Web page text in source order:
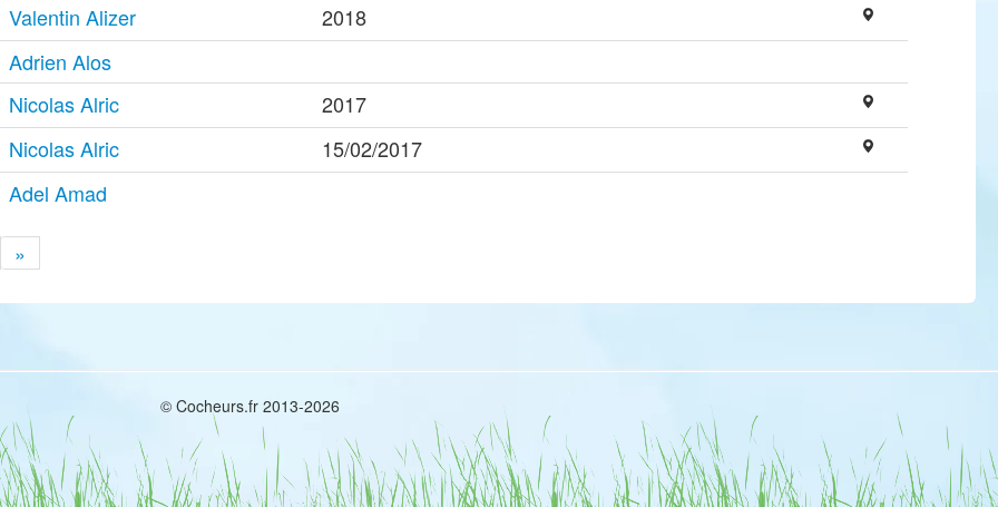
Valentin Alizer
2018
Adrien Alos
Nicolas Alric
2017
Nicolas Alric
15/02/2017
Adel Amad
»
© Cocheurs.fr 2013-2026